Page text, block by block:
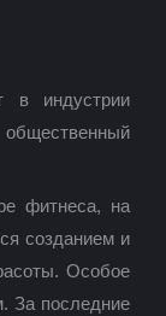
в индустрии
фитнеса, на
созданием и
Особое
За последние